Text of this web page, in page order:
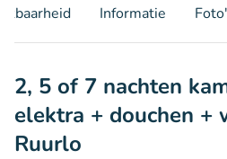
Informatie
2, 5 of 7 nachten
elektra + douchen +
Ruurlo